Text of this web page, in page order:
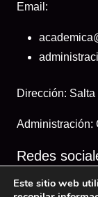
Email:
Dirección:
Administración:
Redes
Este sitio web